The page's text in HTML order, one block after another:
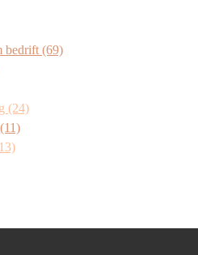
bedrift (69)
(24)
(11)